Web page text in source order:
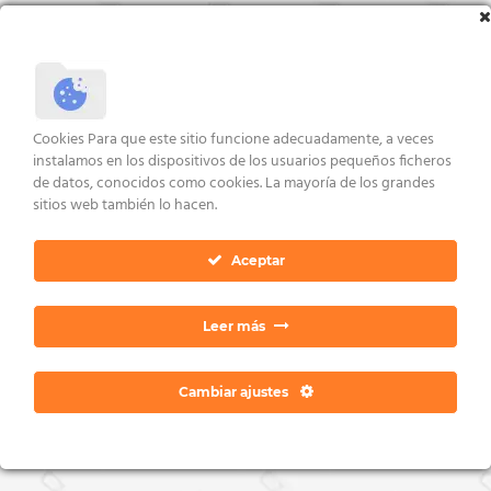
Cookies Para que este sitio funcione adecuadamente, a veces
instalamos en los dispositivos de los usuarios pequeños ficheros
de datos, conocidos como cookies. La mayoría de los grandes
sitios web también lo hacen.
Aceptar
Leer más
Cambiar ajustes